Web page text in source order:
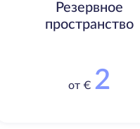
Резервное
пространство
от € 2